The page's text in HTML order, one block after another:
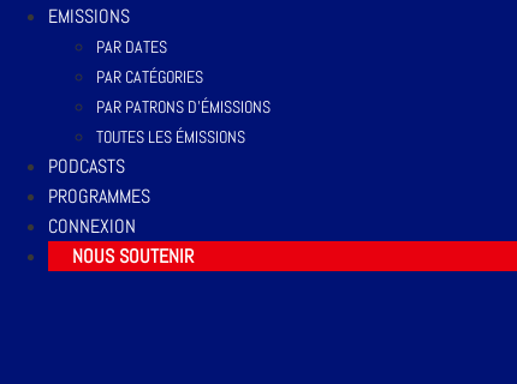
EMISSIONS
PAR DATES
PAR CATÉGORIES
PAR PATRONS D’ÉMISSIONS
TOUTES LES ÉMISSIONS
PODCASTS
PROGRAMMES
CONNEXION
NOUS SOUTENIR